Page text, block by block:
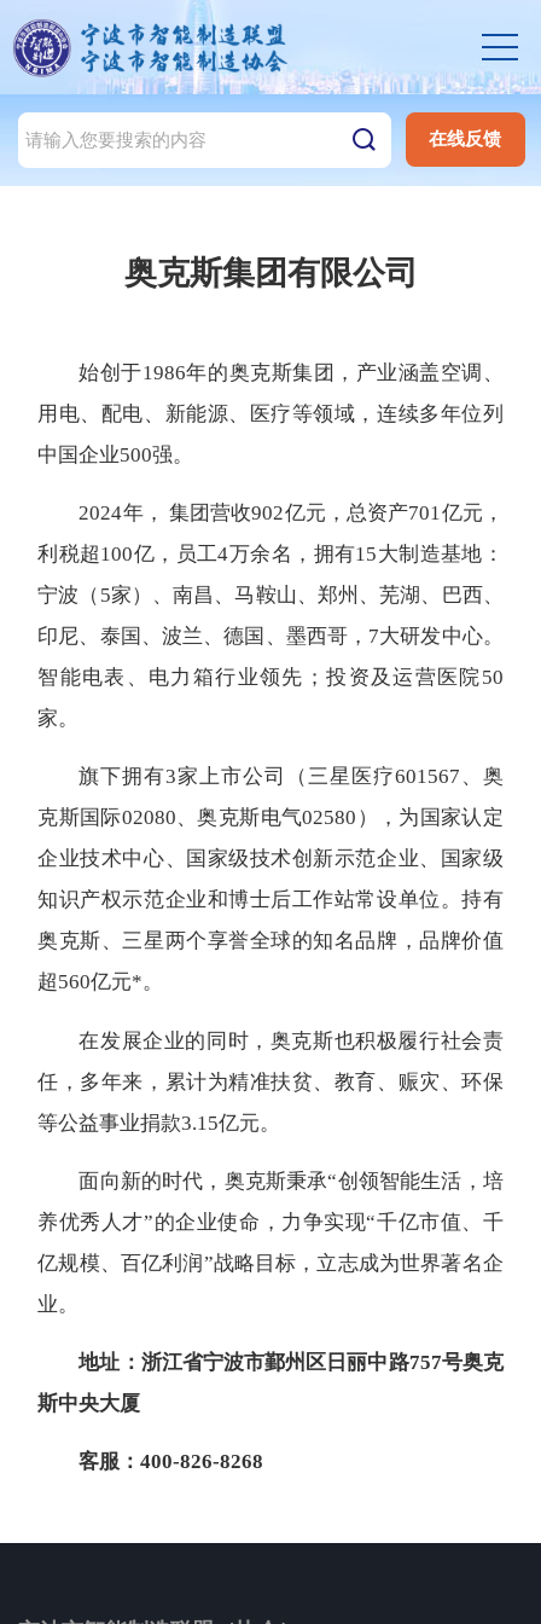
在线反馈
奥克斯集团有限公司
始创于1986年的奥克斯集团，产业涵盖空调、
用电、配电、新能源、医疗等领域，连续多年位列
中国企业500强。
2024年， 集团营收902亿元，总资产701亿元，
利税超100亿，员工4万余名，拥有15大制造基地：
宁波（5家）、南昌、马鞍山、郑州、芜湖、巴西、
印尼、泰国、波兰、德国、墨西哥，7大研发中心。
智能电表、电力箱行业领先；投资及运营医院50
家。
旗下拥有3家上市公司（三星医疗601567、奥
克斯国际02080、奥克斯电气02580），为国家认定
企业技术中心、国家级技术创新示范企业、国家级
知识产权示范企业和博士后工作站常设单位。持有
奥克斯、三星两个享誉全球的知名品牌，品牌价值
超560亿元*。
在发展企业的同时，奥克斯也积极履行社会责
任，多年来，累计为精准扶贫、教育、赈灾、环保
等公益事业捐款3.15亿元。
面向新的时代，奥克斯秉承“创领智能生活，培
养优秀人才”的企业使命，力争实现“千亿市值、千
亿规模、百亿利润”战略目标，立志成为世界著名企
业。
地址：浙江省宁波市鄞州区日丽中路757号奥克
斯中央大厦
客服：400-826-8268